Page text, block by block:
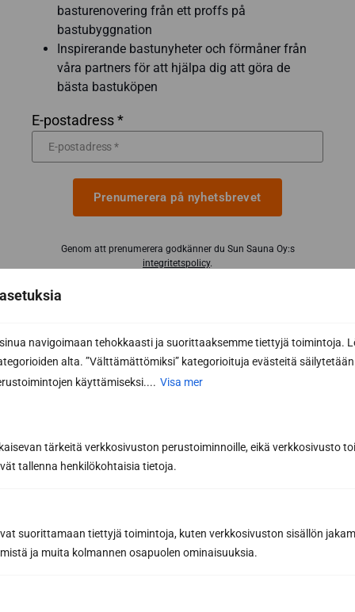
navigoimaan tehokkaasti ja suorittaaksemme tiettyjä toimintoja.
alta. ”Välttämättömiksi” kategorioituja evästeitä säilytetään
käyttämiseksi.... Visa mer
tärkeitä verkkosivuston perustoiminnoille, eikä verkkosivusto
tallenna henkilökohtaisia tietoja.
suorittamaan tiettyjä toimintoja, kuten verkkosivuston sisällön
ja muita kolmannen osapuolen ominaisuuksia.
basturenovering från ett proffs på
bastubyggnation
Inspirerande bastunyheter och förmåner från
våra partners för att hjälpa dig att göra de
bästa bastuköpen
E-postadress *
Prenumerera på nyhetsbrevet
Genom att prenumerera godkänner du Sun Sauna Oy:s
integritetspolicy.
med vår programvara för